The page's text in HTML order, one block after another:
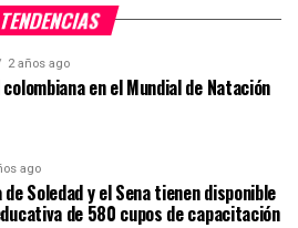
TENDENCIAS
2 años ago
en el Mundial de Natación
ago
Soledad y el Sena tienen disponible
de 580 cupos de capacitación